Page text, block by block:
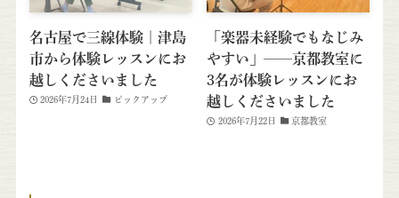
名古屋で三線体験｜津島
市から体験レッスンにお
越しくださいました
2026年7月24日 ピックアップ
「楽器未経験でもなじみ
やすい」──京都教室に
3名が体験レッスンにお
越しくださいました
2026年7月22日 京都教室